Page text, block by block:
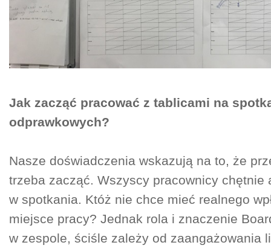
Jak zacząć pracować z tablicami na
odprawkowych?
Nasze doświadczenia wskazują na to, że
trzeba zacząć. Wszyscy pracownicy chętnie
w spotkania. Któż nie chce mieć realnego
miejsce pracy? Jednak rola i znaczenie
w zespole, ściśle zależy od zaangażowania